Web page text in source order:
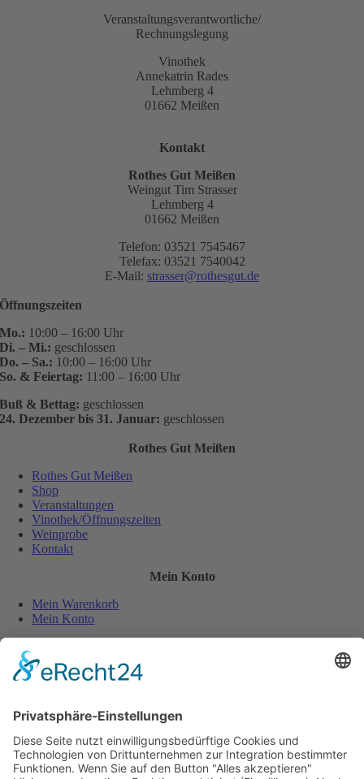
Veranstaltungsverantwortliche/
Rechnungslegung
Vinothek
Annekatrin Rades
Lehmberg 4
01662 Meißen
Kontakt
Rothes Gut Meißen
Weingut Tim Strasser
Lehmberg 4
01662 Meißen
Telefon: 03521 7545467
Telefax: 03521 7540042
E-Mail: strasser@rothesgut.de
Öffnungszeiten
Mo.: 10:00 – 16:00 Uhr
Di. – Mi.: geschlossen
Do. – Sa.: 10:00 – 16:00 Uhr
So. & Feiertag: 11:00 – 16:00 Uhr
Buß & Bettag: geschlossen
24. Dezember bis 31. Januar: geschlossen
Rothes Gut Meißen
Rothes Gut Meißen
Shop
Veranstaltungen
Vinothek/Öffnungszeiten
Weinprobe
Kontakt
Mein Konto
Mein Warenkorb
Mein Konto
Wiederverkäufer
Wein Exposé
Folgen Sie uns auch auf: